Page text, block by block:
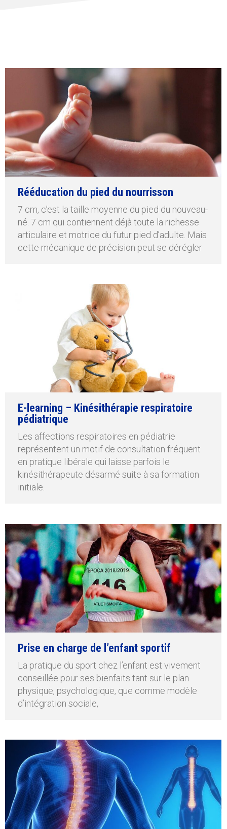
Rééducation du pied du nourrisson
7 cm, c’est la taille moyenne du pied du nouveau-
né. 7 cm qui contiennent déjà toute la richesse
articulaire et motrice du futur pied d’adulte. Mais
cette mécanique de précision peut se dérégler
E-learning – Kinésithérapie respiratoire
pédiatrique
Les affections respiratoires en pédiatrie
représentent un motif de consultation fréquent
en pratique libérale qui laisse parfois le
kinésithérapeute désarmé suite à sa formation
initiale.
Prise en charge de l’enfant sportif
La pratique du sport chez l’enfant est vivement
conseillée pour ses bienfaits tant sur le plan
physique, psychologique, que comme modèle
d’intégration sociale,